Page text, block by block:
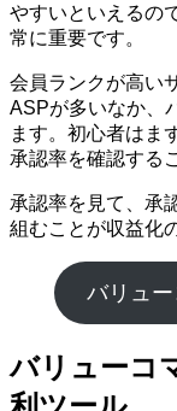
やすいといえるの
常に重要です。
会員ランクが高い
ASPが多いなか、
ます。初心者はま
承認率を確認する
承認率を見て、承
組むことが収益化
バリュ
バリューコ